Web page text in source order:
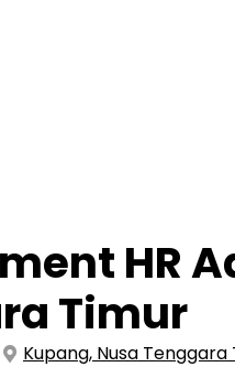
HR
Timur
Kupang, Nusa